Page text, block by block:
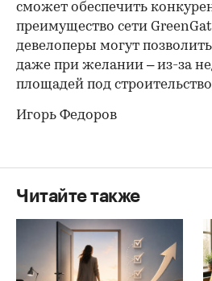
сможет обеспечить
преимущество сети
девелоперы могут позволить
даже при желании – из-за
площадей под
Игорь Федоров
Читайте также